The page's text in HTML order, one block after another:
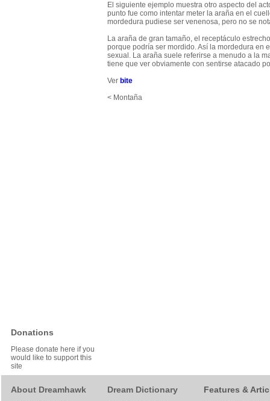
Donations
Please donate here if you
would like to support this
site
El siguiente ejemplo muestra otro aspecto del
punto fue como intentar meter la araña en el
mordedura pudiese ser venenosa, pero no se
La araña de gran tamaño, el receptáculo
porque podría ser mordido. Así la mordedura en
sexual. La araña suele referirse a menudo a la
tiene que ver obviamente con sentirse atacado
Ver bite
< Montaña
About Dreamhawk Dream Dictionary Features &